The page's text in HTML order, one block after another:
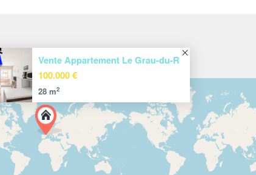
Vente Appartement Le Grau-du-R
100.000 €
28 m2